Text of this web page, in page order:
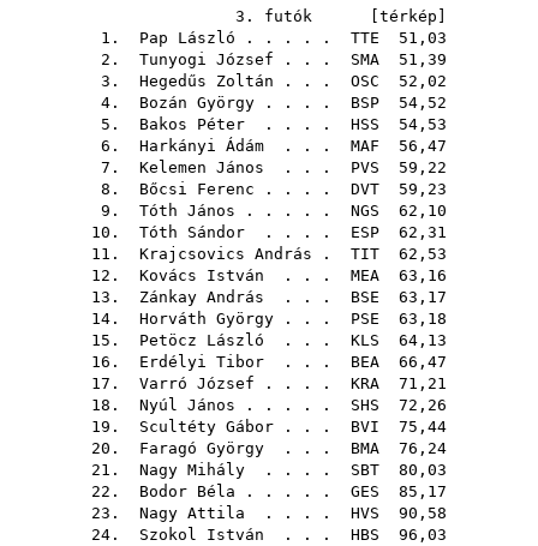
3. futók [ térkép
1. Pap László . . . . . TTE 51,03
2. Tunyogi József . . . SMA 51,39
3. Hegedűs Zoltán . . . OSC 52,02
4. Bozán György . . . . BSP 54,52
5. Bakos Péter . . . . HSS 54,53
6. Harkányi Ádám . . . MAF 56,47
7. Kelemen János . . . PVS 59,22
8. Bőcsi Ferenc . . . . DVT 59,23
9. Tóth János . . . . . NGS 62,10
10. Tóth Sándor . . . . ESP 62,31
11. Krajcsovics András . TIT 62,53
12. Kovács István . . . MEA 63,16
13. Zánkay András . . . BSE 63,17
14. Horváth György . . . PSE 63,18
15. Petöcz László . . . KLS 64,13
16. Erdélyi Tibor . . . BEA 66,47
17. Varró József . . . . KRA 71,21
18. Nyúl János . . . . . SHS 72,26
19. Scultéty Gábor . . . BVI 75,44
20. Faragó György . . . BMA 76,24
21. Nagy Mihály . . . . SBT 80,03
22. Bodor Béla . . . . . GES 85,17
23. Nagy Attila . . . . HVS 90,58
24. Szokol István . . . HBS 96,03